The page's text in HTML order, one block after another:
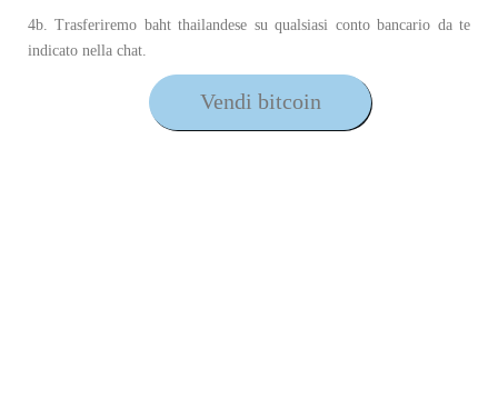
4b. Trasferiremo baht thailandese su qualsiasi conto bancario da te
indicato nella chat.
Vendi bitcoin